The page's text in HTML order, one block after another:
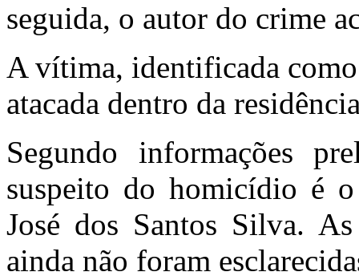
seguida, o autor do crime
A vítima, identificada
atacada dentro da
Segundo informações
suspeito do homicídio é
José dos Santos Silva.
ainda não foram